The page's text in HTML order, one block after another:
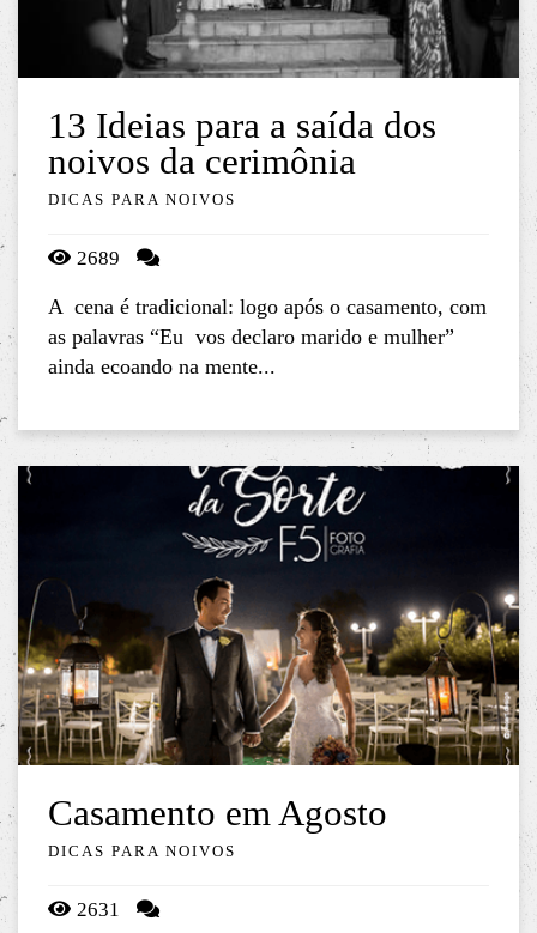
13 Ideias para a saída dos
noivos da cerimônia
DICAS PARA NOIVOS
2689
A cena é tradicional: logo após o casamento, com
as palavras “Eu vos declaro marido e mulher”
ainda ecoando na mente...
Casamento em Agosto
DICAS PARA NOIVOS
2631